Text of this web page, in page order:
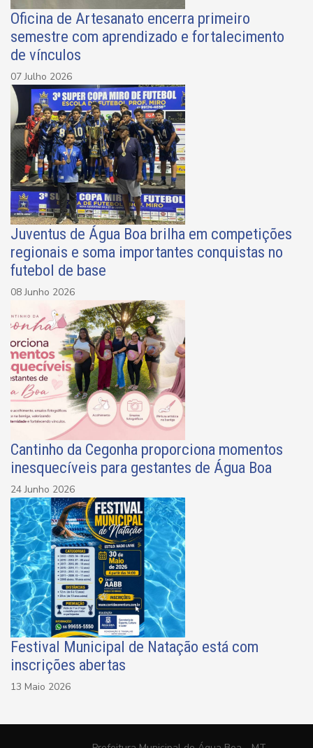
Oficina de Artesanato encerra primeiro
semestre com aprendizado e fortalecimento
de vínculos
07 Julho 2026
Juventus de Água Boa brilha em competições
regionais e soma importantes conquistas no
futebol de base
08 Junho 2026
Cantinho da Cegonha proporciona momentos
inesquecíveis para gestantes de Água Boa
24 Junho 2026
Festival Municipal de Natação está com
inscrições abertas
13 Maio 2026